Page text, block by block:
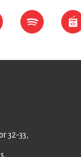
32-33,